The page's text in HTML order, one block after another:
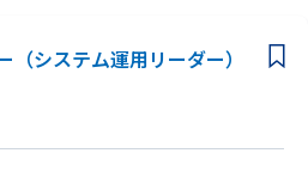
会もあります。
ケーションが円滑に行える方
て前向きに挑戦して行ける方
システム運用リーダー）